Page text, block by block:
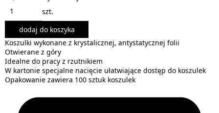
szt.
dodaj do koszyka
Koszulki wykonane z krystalicznej, antystatycznej folii
Otwierane z góry
Idealne do pracy z rzutnikiem
W kartonie specjalne nacięcie ułatwiające dostęp do koszulek
Opakowanie zawiera 100 sztuk koszulek